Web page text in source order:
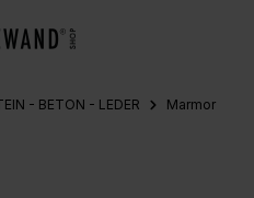
- BETON - LEDER Marmor